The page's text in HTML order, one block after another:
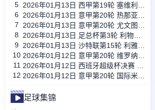
5
6
7
8
9
10
11
12
足球集锦